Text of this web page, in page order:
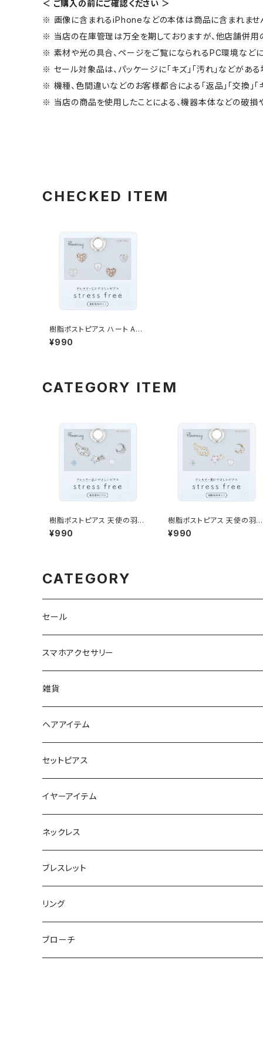
＜ ご購入の前にご確認ください ＞
※ 画像に含まれるiPhoneなどの本体は商品に含まれませ
※ 当店の在庫管理は万全を期しておりますが、他店舗併用
※ 素材や光の具合、ページをご覧になられるPC環境などに
※ セール対象品は、パッケージに「キズ」「汚れ」などがあ
※ 機種、色間違いなどのお客様都合による「返品」「交換」
※ 当店の商品を使用したことによる、機器本体などの破損
CHECKED ITEM
樹脂ポストピアス ハート AAP
2007-PG（ピンクゴールド）
¥990
CATEGORY ITEM
樹脂ポストピアス 天使の羽×
流れ星 AAP1989-SV（シル
バー）
¥990
樹脂ポストピアス 天使の羽×
流れ星 AAP1989-CP（シャ
ンパンゴールド）
¥990
CATEGORY
セール
スマホアクセサリー
iPhoneケース
スマホリング＆グリップ
マルチショルダー
雑貨
ポーチ
マチ付きポーチ
フラットポーチ
スマートキーポーチ
チャーム / カラビナ
ウォレット / 財布
トートバッグ
パスケース
ミラー
ヘアアイテム
静電気軽減ヘアブレスレット
ポニーフック
テールクラッチ
シュシュット
キープスタイラー
ヘアピン
セットピアス
イヤーアイテム
ステンレスピアス
ピアス
イヤリング
セットピアス
ネックレス
ブレスレット
リング
ブローチ